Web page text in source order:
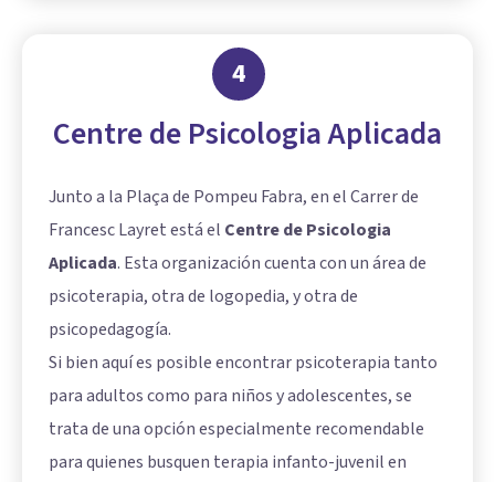
4
Centre de Psicologia Aplicada
Junto a la Plaça de Pompeu Fabra, en el Carrer de
Francesc Layret está el Centre de Psicologia
Aplicada. Esta organización cuenta con un área de
psicoterapia, otra de logopedia, y otra de
psicopedagogía.
Si bien aquí es posible encontrar psicoterapia tanto
para adultos como para niños y adolescentes, se
trata de una opción especialmente recomendable
para quienes busquen terapia infanto-juvenil en